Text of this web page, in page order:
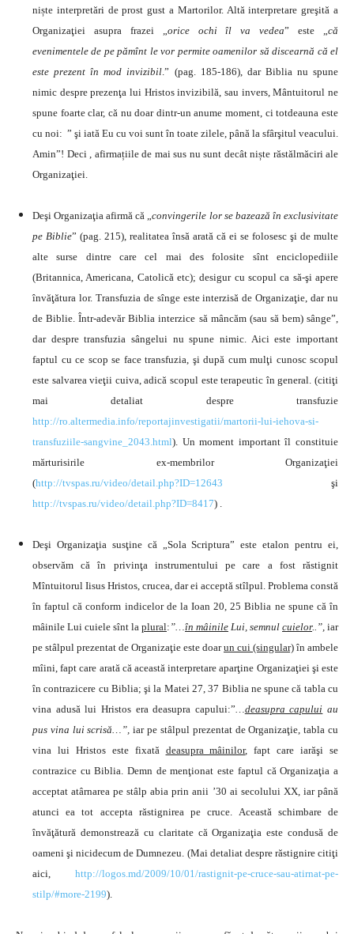
niște interpretări de prost gust a Martorilor. Altă interpretare greşită a
Organizaţiei asupra frazei „orice ochi îl va vedea” este „că
evenimentele de pe pămînt le vor permite oamenilor să discearnă că el
este prezent în mod invizibil.” (pag. 185-186), dar Biblia nu spune
nimic despre prezenţa lui Hristos invizibilă, sau invers, Mântuitorul ne
spune foarte clar, că nu doar dintr-un anume moment, ci totdeauna este
cu noi: ” şi iată Eu cu voi sunt în toate zilele, până la sfârşitul veacului.
Amin”! Deci , afirmațiile de mai sus nu sunt decât niște răstălmăciri ale
Organizaţiei.
Deşi Organizaţia afirmă că „convingerile lor se bazează în exclusivitate
pe Biblie” (pag. 215), realitatea însă arată că ei se folosesc şi de multe
alte surse dintre care cel mai des folosite sînt enciclopediile
(Britannica, Americana, Catolică etc); desigur cu scopul ca să-şi apere
învăţătura lor. Transfuzia de sînge este interzisă de Organizaţie, dar nu
de Biblie. Într-adevăr Biblia interzice să mâncăm (sau să bem) sânge”,
dar despre transfuzia sângelui nu spune nimic. Aici este important
faptul cu ce scop se face transfuzia, şi după cum mulţi cunosc scopul
este salvarea vieţii cuiva, adică scopul este terapeutic în general. (citiţi
mai detaliat despre transfuzie
http://ro.altermedia.info/reportajinvestigatii/martorii-lui-iehova-si-
transfuziile-sangvine_2043.html). Un moment important îl constituie
mărturisirile ex-membrilor Organizaţiei
(http://tvspas.ru/video/detail.php?ID=12643 şi
http://tvspas.ru/video/detail.php?ID=8417) .
Deşi Organizaţia susţine că „Sola Scriptura” este etalon pentru ei,
observăm că în privinţa instrumentului pe care a fost răstignit
Mîntuitorul Iisus Hristos, crucea, dar ei acceptă stîlpul. Problema constă
în faptul că conform indicelor de la Ioan 20, 25 Biblia ne spune că în
mâinile Lui cuiele sînt la plural: ”…în mâinile Lui, semnul cuielor..”, iar
pe stâlpul prezentat de Organizaţie este doarun cui (singular) în ambele
mîini, fapt care arată că această interpretare aparţine Organizaţiei şi este
în contrazicere cu Biblia; şila Matei27, 37 Biblia ne spune că tabla cu
vina adusă lui Hristos era deasupra capului:”…deasupra capului au
pus vina lui scrisă…”,iar pe stâlpul prezentat de Organizaţie, tabla cu
vina lui Hristos este fixată deasupra mâinilor, fapt care iarăşi se
contrazice cu Biblia. Demn de menţionat este faptul că Organizaţia a
acceptat atârnarea pe stâlp abia prin anii ’30 ai secolului XX, iar până
atunci ea tot accepta răstignirea pe cruce. Această schimbare de
învăţătură demonstrează cu claritate că Organizaţia este condusă de
oameni şi nicidecum de Dumnezeu. (Mai detaliat despre răstignire citiţi
aici, http://logos.md/2009/10/01/rastignit-pe-cruce-sau-atirnat-pe-
stilp/#more-2199).